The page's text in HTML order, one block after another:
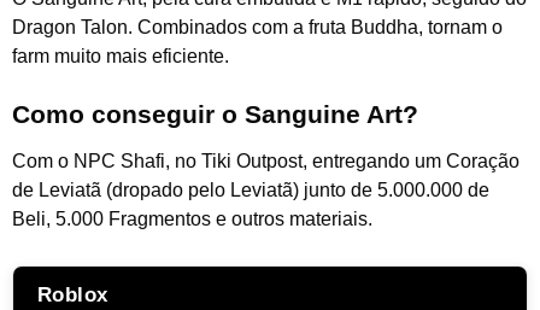
Dragon Talon. Combinados com a fruta Buddha, tornam o
farm muito mais eficiente.
Como conseguir o Sanguine Art?
Com o NPC Shafi, no Tiki Outpost, entregando um Coração
de Leviatã (dropado pelo Leviatã) junto de 5.000.000 de
Beli, 5.000 Fragmentos e outros materiais.
Roblox